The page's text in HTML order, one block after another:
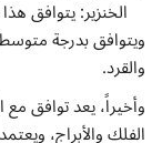
الخنزير: يتوافق
ويتوافق بدرجة
والقرد.
وأخيراً، يعد توافق
الفلك والأبراج،